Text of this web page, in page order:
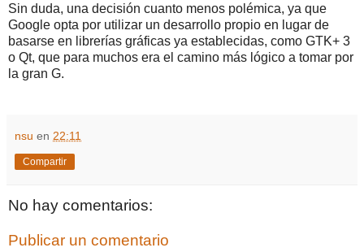
Sin duda, una decisión cuanto menos polémica, ya que
Google opta por utilizar un desarrollo propio en lugar de
basarse en librerías gráficas ya establecidas, como GTK+ 3
o Qt, que para muchos era el camino más lógico a tomar por
la gran G.
nsu en 22:11
Compartir
No hay comentarios:
Publicar un comentario